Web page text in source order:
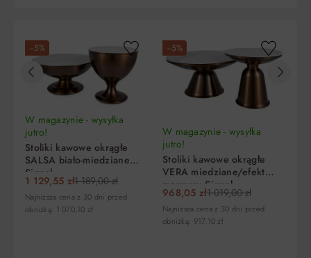
−5%
W magazynie - wysyłka
jutro!
Stoliki kawowe okrągłe
SALSA biało-miedziane
Signal
1 129,55 zł1 189,00 zł
Najniższa cena z 30 dni przed
obniżką: 1 070,10 zł
−5%
W magazynie - wysyłka
jutro!
Stoliki kawowe okrągłe
VERA miedziane/efekt
marmuru Signal
968,05 zł1 019,00 zł
Najniższa cena z 30 dni przed
obniżką: 917,10 zł